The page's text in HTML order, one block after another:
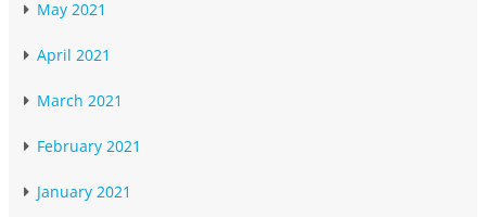
May 2021
April 2021
March 2021
February 2021
January 2021